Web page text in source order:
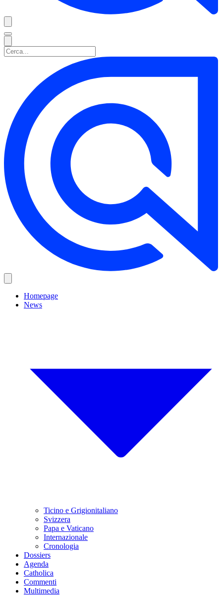
Homepage
News
Ticino e Grigionitaliano
Svizzera
Papa e Vaticano
Internazionale
Cronologia
Dossiers
Agenda
Catholica
Commenti
Multimedia